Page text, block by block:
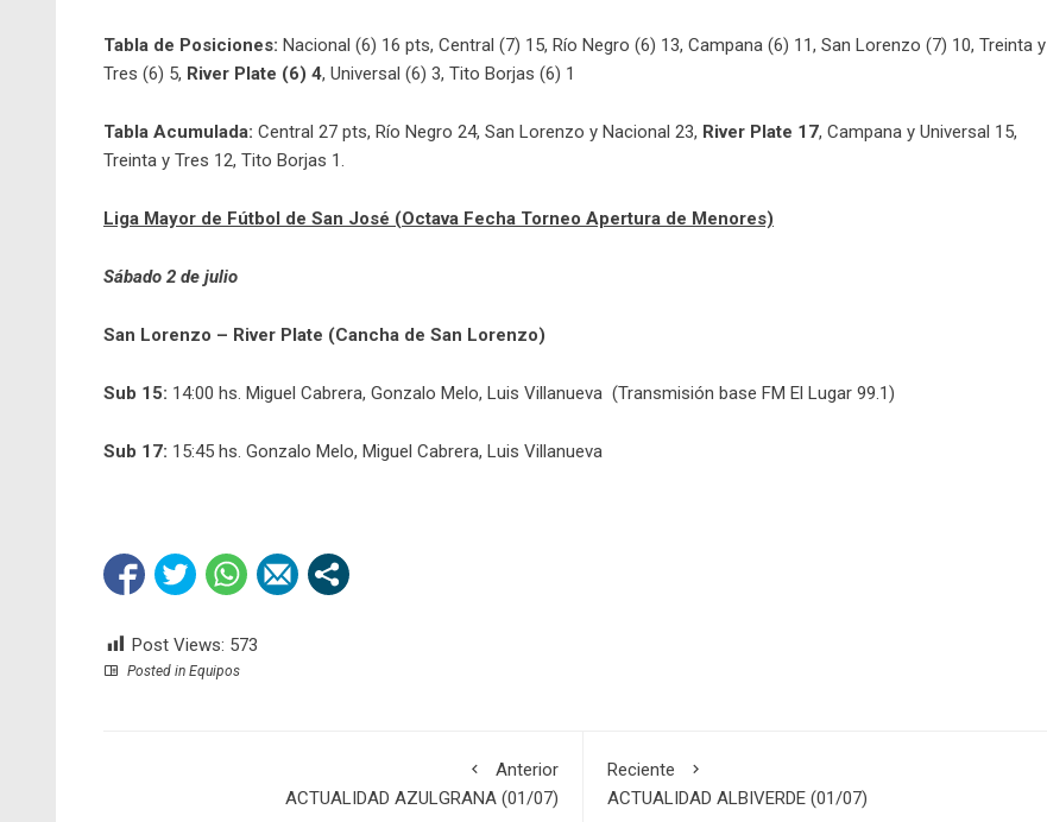
Tabla de Posiciones: Nacional (6) 16 pts, Central (7) 15, Río Negro (6) 13, Campana (6) 11, San Lorenzo (7) 10, Treinta y
Tres (6) 5, River Plate (6) 4, Universal (6) 3, Tito Borjas (6) 1
Tabla Acumulada: Central 27 pts, Río Negro 24, San Lorenzo y Nacional 23, River Plate 17, Campana y Universal 15,
Treinta y Tres 12, Tito Borjas 1.
Liga Mayor de Fútbol de San José (Octava Fecha Torneo Apertura de Menores)
Sábado 2 de julio
San Lorenzo – River Plate (Cancha de San Lorenzo)
Sub 15: 14:00 hs. Miguel Cabrera, Gonzalo Melo, Luis Villanueva (Transmisión base FM El Lugar 99.1)
Sub 17: 15:45 hs. Gonzalo Melo, Miguel Cabrera, Luis Villanueva
Post Views: 573
Posted in Equipos
Anterior
ACTUALIDAD AZULGRANA (01/07)
Reciente
ACTUALIDAD ALBIVERDE (01/07)